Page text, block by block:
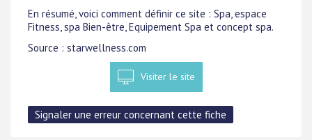
En résumé, voici comment définir ce site : Spa, espace
Fitness, spa Bien-être, Equipement Spa et concept spa.
Source : starwellness.com
Visiter le site